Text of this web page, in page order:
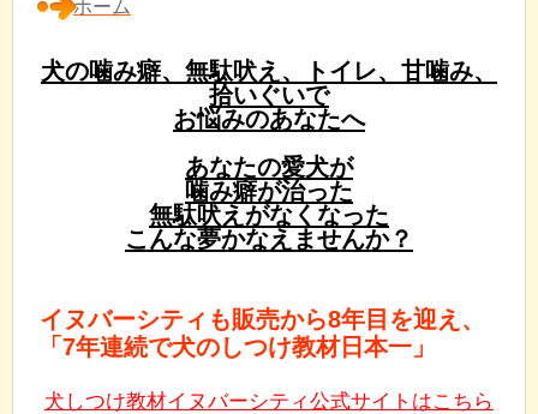
ホーム
犬の噛み癖、無駄吠え、トイレ、甘噛み、
拾いぐいで
お悩みのあなたへ
あなたの愛犬が
噛み癖が治った
無駄吠えがなくなった
こんな夢かなえませんか？
イヌバーシティも販売から8年目を迎え、
「7年連続で犬のしつけ教材日本一」
犬しつけ教材イヌバーシティ公式サイトはこちら